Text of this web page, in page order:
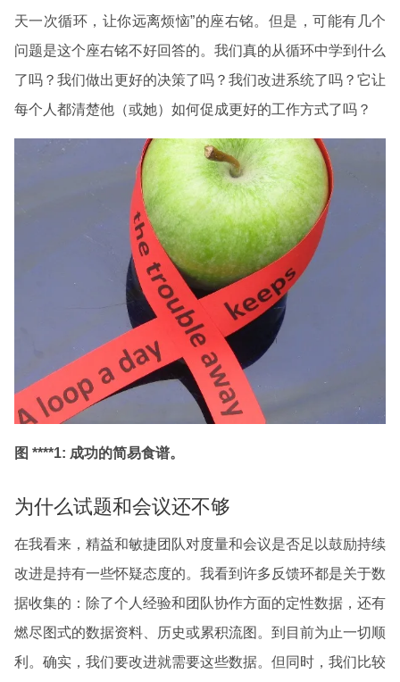
天一次循环，让你远离烦恼”的座右铭。但是，可能有几个
问题是这个座右铭不好回答的。我们真的从循环中学到什么
了吗？我们做出更好的决策了吗？我们改进系统了吗？它让
每个人都清楚他（或她）如何促成更好的工作方式了吗？
图 ****1: 成功的简易食谱。
为什么试题和会议还不够
在我看来，精益和敏捷团队对度量和会议是否足以鼓励持续
改进是持有一些怀疑态度的。我看到许多反馈环都是关于数
据收集的：除了个人经验和团队协作方面的定性数据，还有
燃尽图式的数据资料、历史或累积流图。到目前为止一切顺
利。确实，我们要改进就需要这些数据。但同时，我们比较